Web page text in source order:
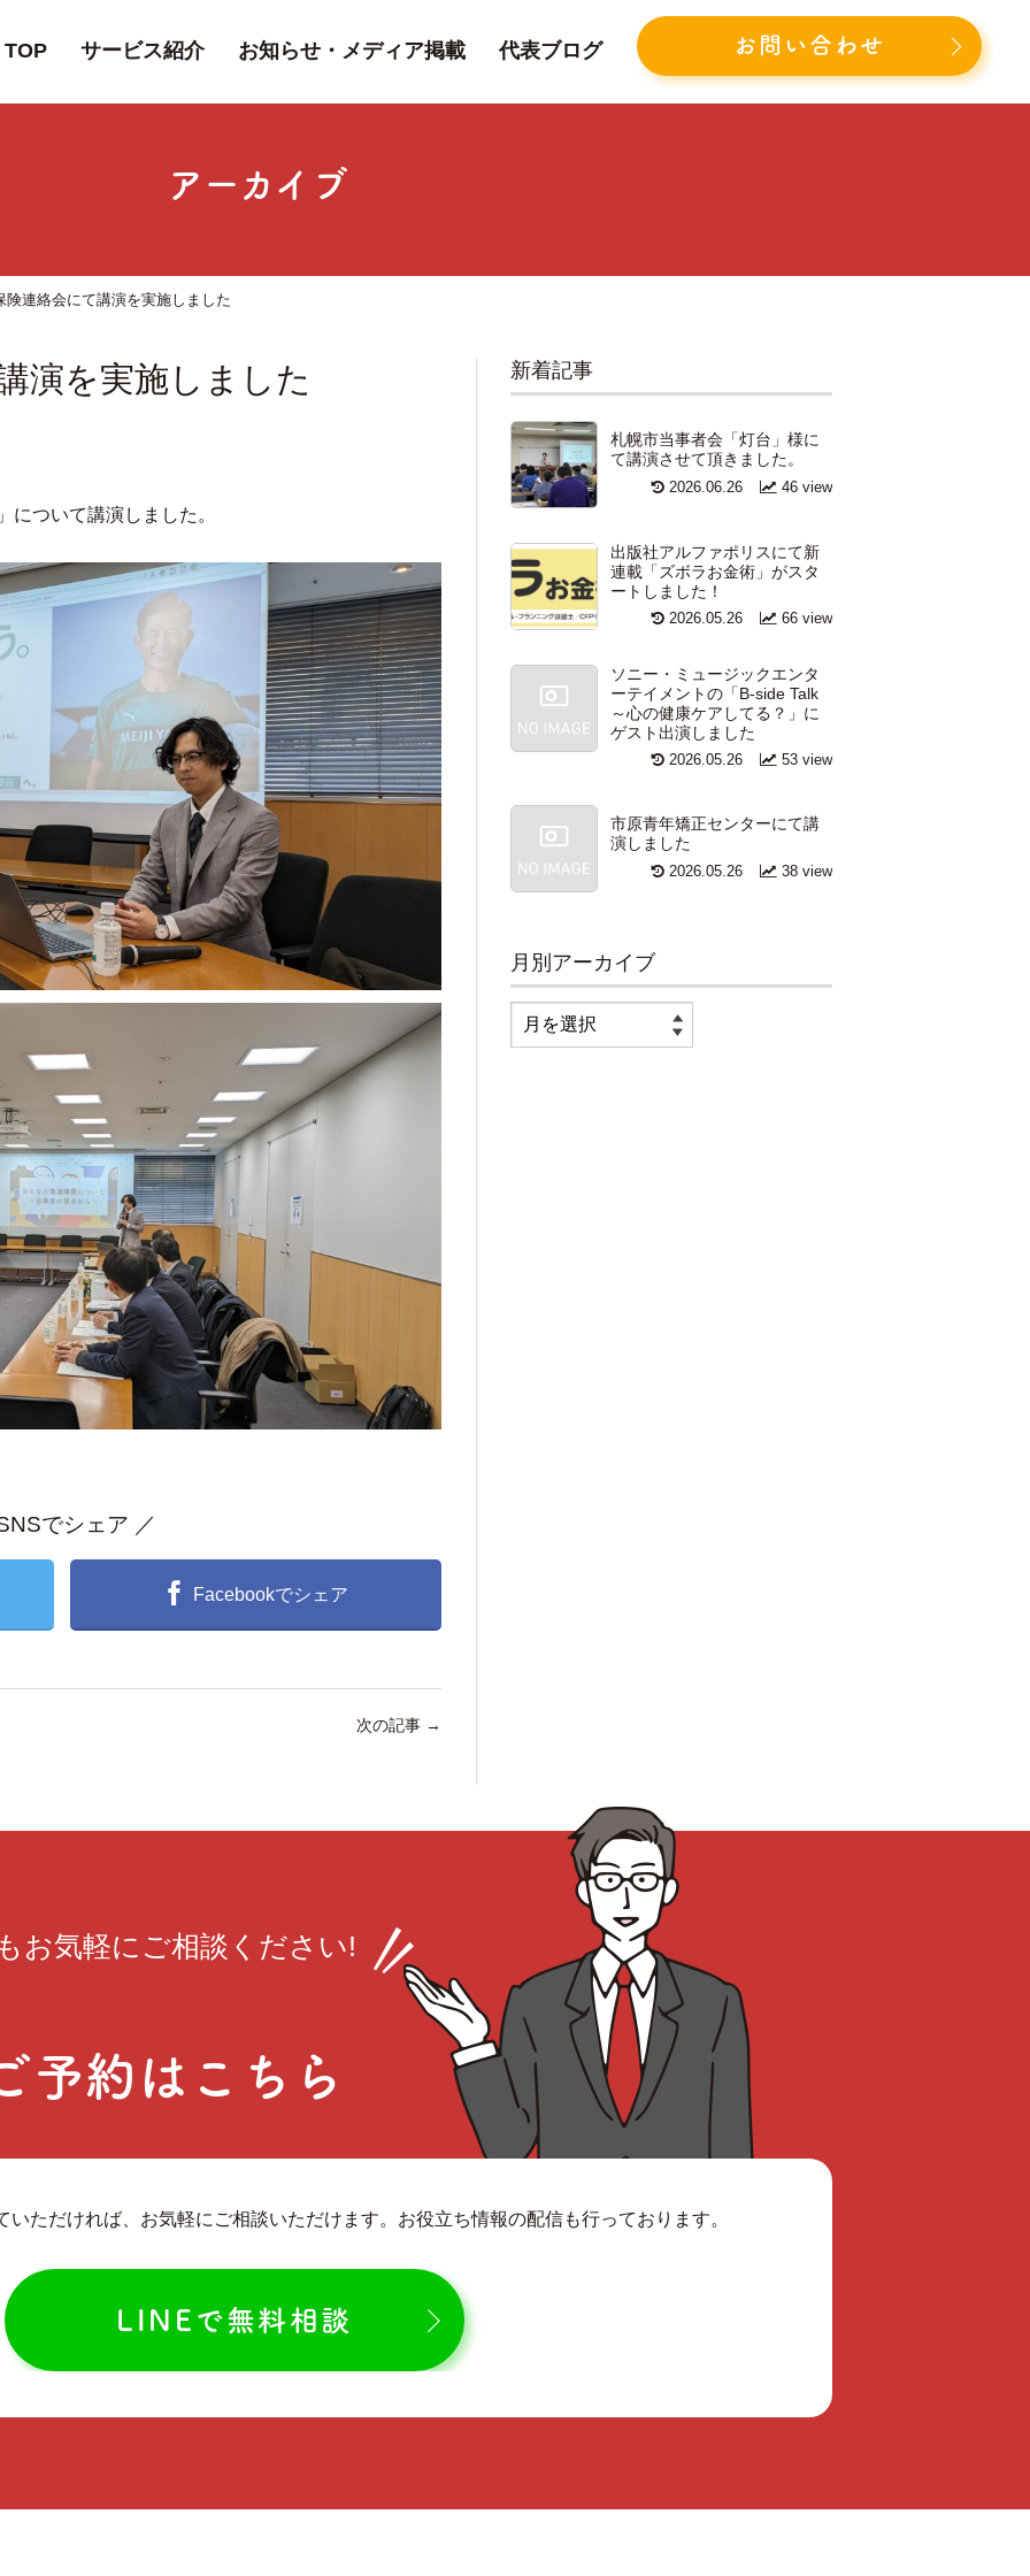
TOP サービス紹介 お知らせ・メディア掲載 代表ブログ お問い合わせ
アーカイブ
険連絡会にて講演を実施しました
演を実施しました
について講演しました。
でシェア ／
Facebookでシェア
次の記事 →
新着記事
札幌市当事者会「灯台」様に
て講演させて頂きました。
46 view
2026.06.26
出版社アルファポリスにて新
連載「ズボラお金術」がスタ
ートしました！
66 view
2026.05.26
ソニー・ミュージックエンタ
ーテイメントの「B-side Talk
～心の健康ケアしてる？」に
ゲスト出演しました
53 view
2026.05.26
市原青年矯正センターにて講
演しました
38 view
2026.05.26
月別アーカイブ
お気軽にご相談ください!
予約はこちら
いただければ、お気軽にご相談いただけます。お役立ち情報の配信も行っております。
LINEで無料相談